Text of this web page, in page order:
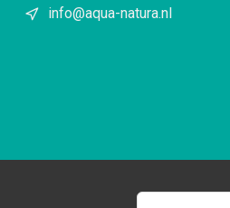
info@aqua-natura.nl